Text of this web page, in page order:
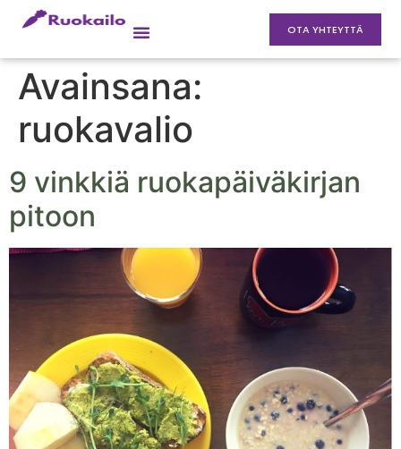
OTA YHTEYTTÄ
Avainsana:
ruokavalio
9 vinkkiä ruokapäiväkirjan
pitoon